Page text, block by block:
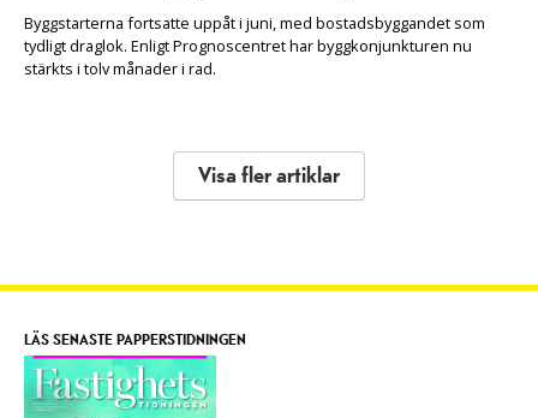
Byggstarterna fortsatte uppåt i juni, med bostadsbyggandet som
tydligt draglok. Enligt Prognoscentret har byggkonjunkturen nu
stärkts i tolv månader i rad.
Visa fler artiklar
LÄS SENASTE PAPPERSTIDNINGEN